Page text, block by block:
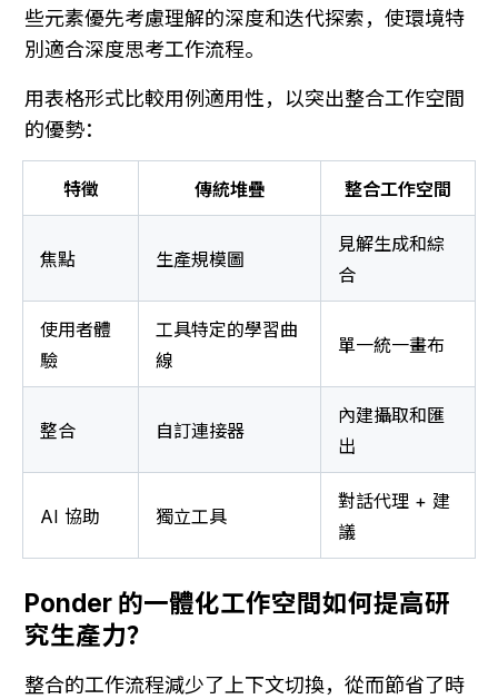
些元素優先考慮理解的深度和迭代探索，使環境特
別適合深度思考工作流程。
用表格形式比較用例適用性，以突出整合工作空間
的優勢：
特徵 傳統堆疊 整合工作空間
焦點 生產規模圖
見解生成和綜
合
使用者體
驗
工具特定的學習曲
線
單一統一畫布
整合 自訂連接器
內建攝取和匯
出
AI 協助 獨立工具
對話代理 + 建
議
Ponder 的一體化工作空間如何提高研
究生產力？
整合的工作流程減少了上下文切換，從而節省了時